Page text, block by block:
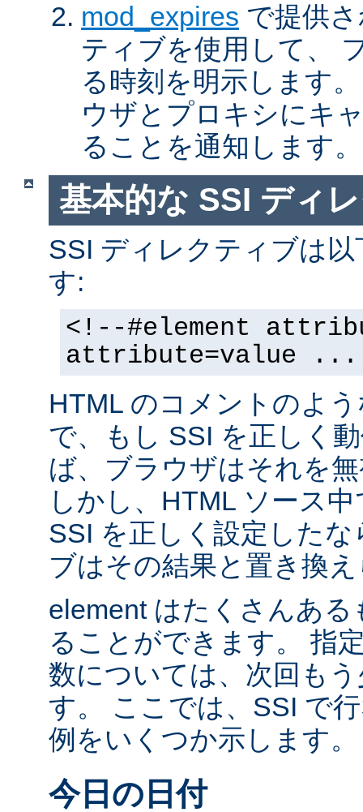
mod_expires で提供
ティブを使用して、
る時刻を明示します
ウザとプロキシにキ
ることを通知します。
基本的な SSI ディ
SSI ディレクティブは
す:
<!--#element
attribute=value
HTML のコメントのよ
で、もし SSI を正しく
ば、ブラウザはそれを
しかし、HTML ソース
SSI を正しく設定した
ブはその結果と置き換
element はたくさんあ
ることができます。 指
数については、次回も
す。 ここでは、SSI で
例をいくつか示します。
今日の日付